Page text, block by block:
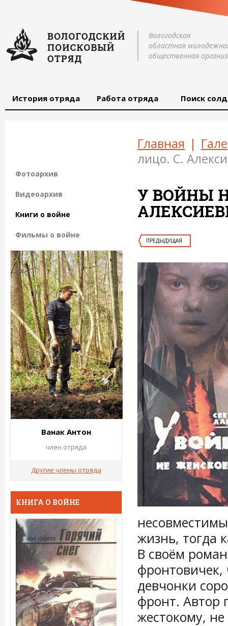
Вологодская
областная
общественная
История отряда Работа отряда Поиск
Главная |
лицо. С.
У ВОЙНЫ
ПРЕДЫДУЩАЯ
жизнь, тогда
В своём
девчонки
фронт. Автор
жестокому,
Фотоархив
Видеоархив
Книги о войне
Фильмы о войне
Ванак Антон
член отряда
Другие члены отряда
КНИГА О ВОЙНЕ